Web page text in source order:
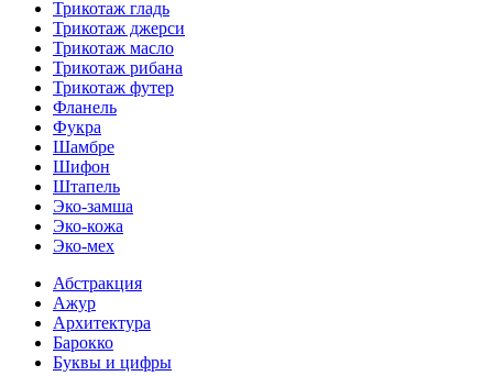
Трикотаж гладь
Трикотаж джерси
Трикотаж масло
Трикотаж рибана
Трикотаж футер
Фланель
Фукра
Шамбре
Шифон
Штапель
Эко-замша
Эко-кожа
Эко-мех
Абстракция
Ажур
Архитектура
Барокко
Буквы и цифры